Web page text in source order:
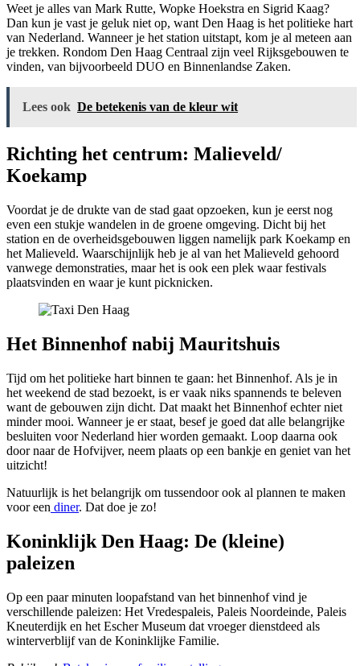
Weet je alles van Mark Rutte, Wopke Hoekstra en Sigrid Kaag?
Dan kun je vast je geluk niet op, want Den Haag is het politieke hart
van Nederland. Wanneer je het station uitstapt, kom je al meteen aan
je trekken. Rondom Den Haag Centraal zijn veel Rijksgebouwen te
vinden, van bijvoorbeeld DUO en Binnenlandse Zaken.
Lees ook De betekenis van de kleur wit
Richting het centrum: Malieveld/
Koekamp
Voordat je de drukte van de stad gaat opzoeken, kun je eerst nog
even een stukje wandelen in de groene omgeving. Dicht bij het
station en de overheidsgebouwen liggen namelijk park Koekamp en
het Malieveld. Waarschijnlijk heb je al van het Malieveld gehoord
vanwege demonstraties, maar het is ook een plek waar festivals
plaatsvinden en waar je kunt picknicken.
Het Binnenhof nabij Mauritshuis
Tijd om het politieke hart binnen te gaan: het Binnenhof. Als je in
het weekend de stad bezoekt, is er vaak niks spannends te beleven
want de gebouwen zijn dicht. Dat maakt het Binnenhof echter niet
minder mooi. Wanneer je er staat, besef je goed dat alle belangrijke
besluiten voor Nederland hier worden gemaakt. Loop daarna ook
door naar de Hofvijver, neem plaats op een bankje en geniet van het
uitzicht!
Natuurlijk is het belangrijk om tussendoor ook al plannen te maken
voor een diner. Dat doe je zo!
Koninklijk Den Haag: De (kleine)
paleizen
Op een paar minuten loopafstand van het binnenhof vind je
verschillende paleizen: Het Vredespaleis, Paleis Noordeinde, Paleis
Kneuterdijk en het Escher Museum dat vroeger dienstdeed als
winterverblijf van de Koninklijke Familie.